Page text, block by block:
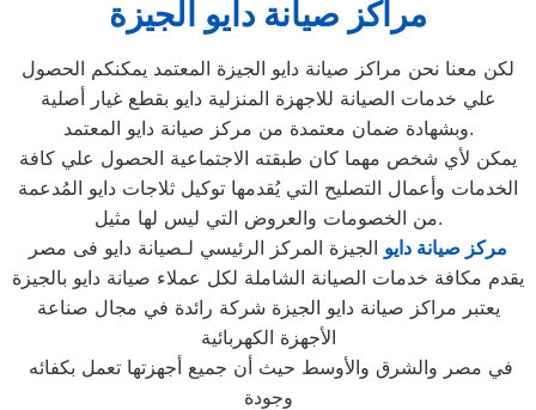
مراكز صيانة دايو الجيزة
لكن معنا نحن مراكز صيانة دايو الجيزة المعتمد يمكنكم الحصول
علي خدمات الصيانة للاجهزة المنزلية دايو بقطع غيار أصلية
وبشهادة ضمان معتمدة من مركز صيانة دايو المعتمد.
يمكن لأي شخص مهما كان طبقته الاجتماعية الحصول علي كافة
الخدمات وأعمال التصليح التي يُقدمها توكيل ثلاجات دايو المُدعمة
من الخصومات والعروض التي ليس لها مثيل.
مركز صيانة دايو الجيزة المركز الرئيسي لـصيانة دايو فى مصر
يقدم مكافة خدمات الصيانة الشاملة لكل عملاء صيانة دايو بالجيزة
يعتبر مراكز صيانة دايو الجيزة شركة رائدة في مجال صناعة
الأجهزة الكهربائية
وجودة